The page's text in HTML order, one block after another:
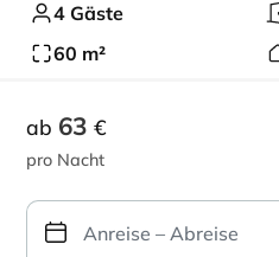
4 Gäste
60 m²
ab 63 €
pro Nacht